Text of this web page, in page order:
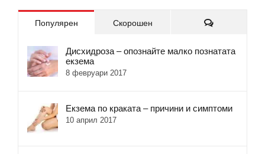
Популярен Скорошен Коментари
Дисхидроза – опознайте малко познатата
екзема
8 февруари 2017
Екзема по краката – причини и симптоми
10 април 2017